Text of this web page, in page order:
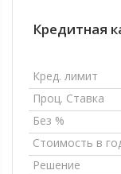
Кредитная
Кред. лимит
Проц. Ставка
Без %
Стоимость в
Решение